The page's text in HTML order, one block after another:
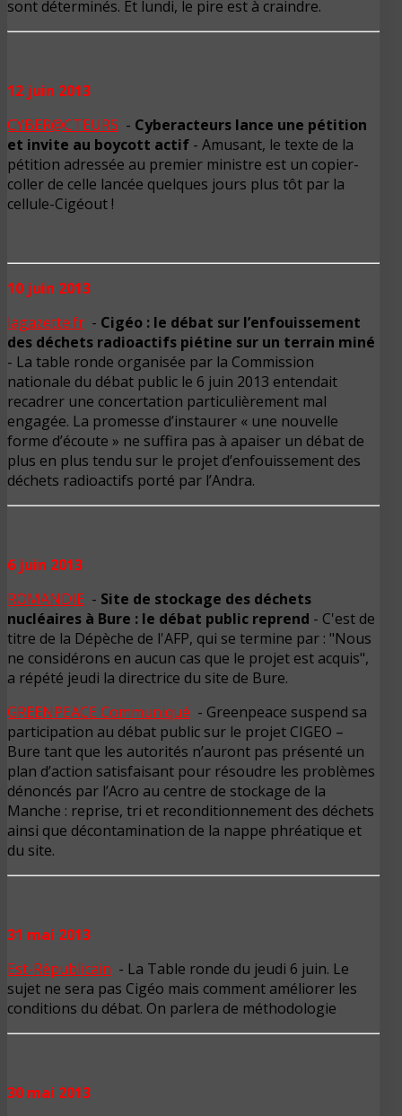
sont déterminés. Et lundi, le pire est à craindre.
12 juin 2013
CYBER@CTEURS - Cyberacteurs lance une pétition
et invite au boycott actif - Amusant, le texte de la
pétition adressée au premier ministre est un copier-
coller de celle lancée quelques jours plus tôt par la
cellule-Cigéout !
10 juin 2013
lagazette.fr - Cigéo : le débat sur l’enfouissement
des déchets radioactifs piétine sur un terrain miné
- La table ronde organisée par la Commission
nationale du débat public le 6 juin 2013 entendait
recadrer une concertation particulièrement mal
engagée. La promesse d’instaurer « une nouvelle
forme d’écoute » ne suffira pas à apaiser un débat de
plus en plus tendu sur le projet d’enfouissement des
déchets radioactifs porté par l’Andra.
6 juin 2013
ROMANDIE - Site de stockage des déchets
nucléaires à Bure : le débat public reprend - C'est de
titre de la Dépèche de l'AFP, qui se termine par : "Nous
ne considérons en aucun cas que le projet est acquis",
a répété jeudi la directrice du site de Bure.
GREENPEACE Communiqué - Greenpeace suspend sa
participation au débat public sur le projet CIGEO –
Bure tant que les autorités n’auront pas présenté un
plan d’action satisfaisant pour résoudre les problèmes
dénoncés par l’Acro au centre de stockage de la
Manche : reprise, tri et reconditionnement des déchets
ainsi que décontamination de la nappe phréatique et
du site.
31 mai 2013
Est-Républicain - La Table ronde du jeudi 6 juin. Le
sujet ne sera pas Cigéo mais comment améliorer les
conditions du débat. On parlera de méthodologie
30 mai 2013